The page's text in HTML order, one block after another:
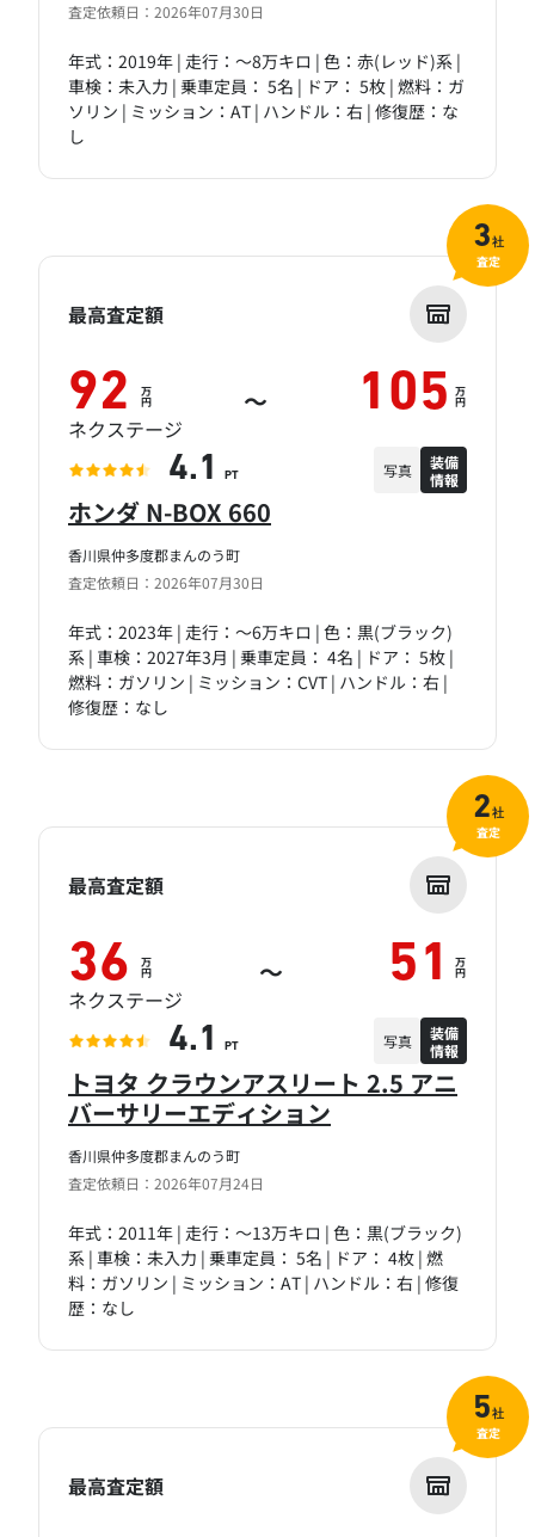
査定依頼日：2026年07月30日
年式：2019年 | 走行：～8万キロ | 色：赤(レッド)系 |
車検：未入力 | 乗車定員： 5名 | ドア： 5枚 | 燃料：ガ
ソリン | ミッション：AT | ハンドル：右 | 修復歴：な
し
香川県仲多度郡まんのう町
査定依頼日：2026年07月30日
ホンダ N-BOX 660
年式：2023年 | 走行：～6万キロ | 色：黒(ブラック)
系 | 車検：2027年3月 | 乗車定員： 4名 | ドア： 5枚 |
燃料：ガソリン | ミッション：CVT | ハンドル：右 |
修復歴：なし
最高査定額
92 万
円 ～ 105 万
円
ネクステージ
4.1 PT 写真
装備
情報
3社
査定
香川県仲多度郡まんのう町
査定依頼日：2026年07月24日
トヨタ クラウンアスリート 2.5 アニ
バーサリーエディション
年式：2011年 | 走行：～13万キロ | 色：黒(ブラック)
系 | 車検：未入力 | 乗車定員： 5名 | ドア： 4枚 | 燃
料：ガソリン | ミッション：AT | ハンドル：右 | 修復
歴：なし
最高査定額
36 万
円 ～ 51 万
円
ネクステージ
4.1 PT 写真
装備
情報
2社
査定
最高査定額
5社
査定